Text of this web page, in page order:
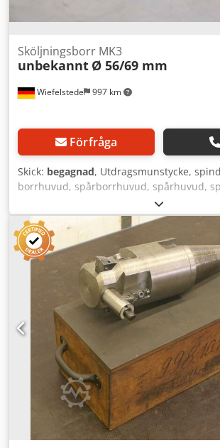
Wiefelstede 997 km
Sköljningsborr MK3
unbekannt Ø 56/69 mm
Förfråga
Skick: begagnad, Utdragsmunstycke,
borrhuvud, spårborrhuvud, spårhuvud,
upprymningshuvud, spindelverktyg,
69 mm Dwodpfx Aceinwu Aogea - Fäste:
56,5 mm - Mått: 355/70/57 mm - Vikt: 2,3 kg